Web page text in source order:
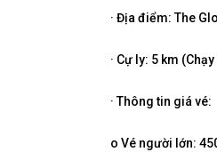
· Địa điểm: The
· Cự ly: 5 km
· Thông tin giá vé:
o Vé người lớn: